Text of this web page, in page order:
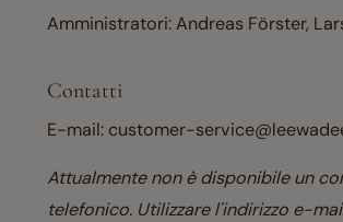
Amministratori: Andreas Förster,
Contatti
E-mail: customer-
Attualmente non è disponibile un
telefonico. Utilizzare l'indirizzo e-